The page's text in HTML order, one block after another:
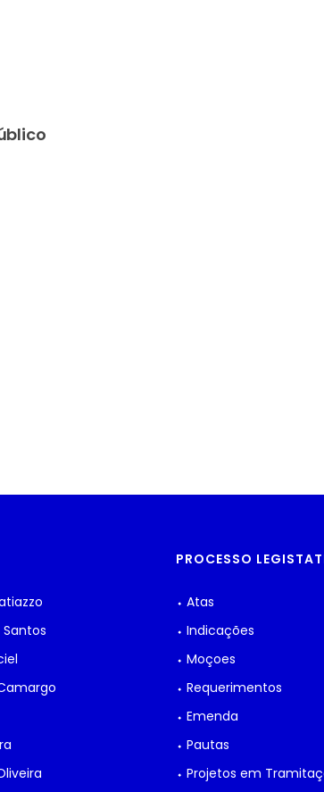
PROCESSO
⬩ Atas
⬩ Indicações
⬩ Moçoes
⬩ Requerimentos
⬩ Emenda
⬩ Pautas
⬩ Projetos em